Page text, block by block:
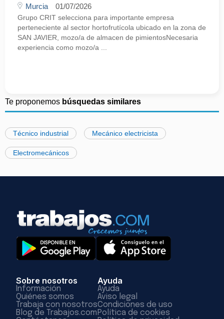
Murcia 01/07/2026
Grupo CRIT selecciona para importante empresa
perteneciente al sector hortofrutícola ubicado en la zona de
SAN JAVIER, mozo/a de almacen de pimientosNecesaria
experiencia como mozo/a ...
Te proponemos búsquedas similares
Técnico industrial Mecánico electricista
Electromecánicos
Sobre nosotros
Información
Quiénes somos
Trabaja con nosotros
Blog de Trabajos.com
Ayuda
Ayuda
Aviso legal
Condiciones de uso
Política de cookies